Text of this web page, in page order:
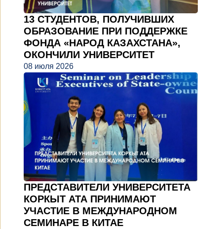
13 СТУДЕНТОВ, ПОЛУЧИВШИХ
ОБРАЗОВАНИЕ ПРИ ПОДДЕРЖКЕ
ФОНДА «НАРОД КАЗАХСТАНА»,
ОКОНЧИЛИ УНИВЕРСИТЕТ
08 июля 2026
ПРЕДСТАВИТЕЛИ УНИВЕРСИТЕТА
КОРКЫТ АТА ПРИНИМАЮТ
УЧАСТИЕ В МЕЖДУНАРОДНОМ
СЕМИНАРЕ В КИТАЕ